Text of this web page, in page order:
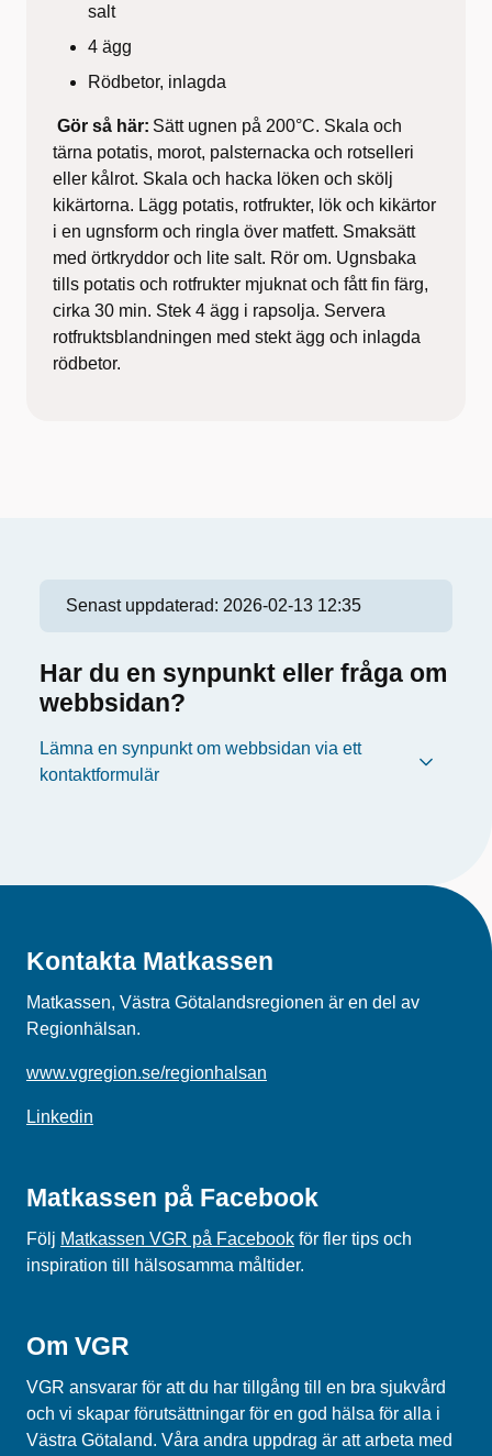
salt
4 ägg
Rödbetor, inlagda
Gör så här: Sätt ugnen på 200°C. Skala och
tärna potatis, morot, palsternacka och rotselleri
eller kålrot. Skala och hacka löken och skölj
kikärtorna. Lägg potatis, rotfrukter, lök och kikärtor
i en ugnsform och ringla över matfett. Smaksätt
med örtkryddor och lite salt. Rör om. Ugnsbaka
tills potatis och rotfrukter mjuknat och fått fin färg,
cirka 30 min. Stek 4 ägg i rapsolja. Servera
rotfruktsblandningen med stekt ägg och inlagda
rödbetor.
Senast uppdaterad: 2026-02-13 12:35
Har du en synpunkt eller fråga om
webbsidan?
Lämna en synpunkt om webbsidan via ett
kontaktformulär
Kontakta Matkassen
Matkassen, Västra Götalandsregionen är en del av
Regionhälsan.
www.vgregion.se/regionhalsan
Linkedin
Matkassen på Facebook
Följ Matkassen VGR på Facebook för fler tips och
inspiration till hälsosamma måltider.
Om VGR
VGR ansvarar för att du har tillgång till en bra sjukvård
och vi skapar förutsättningar för en god hälsa för alla i
Västra Götaland. Våra andra uppdrag är att arbeta med